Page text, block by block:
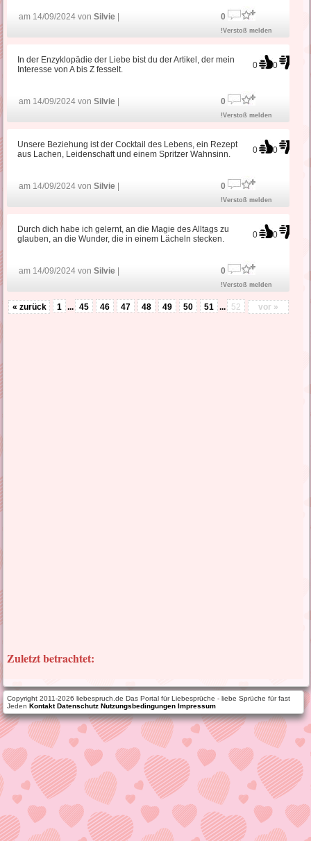
am 14/09/2024 vonSilvie 0
!Verstoß melden
0 0
In der Enzyklopädie der Liebe bist du der Artikel, der mein
Interesse von A bis Z fesselt.
am 14/09/2024 vonSilvie 0
!Verstoß melden
0 0
Unsere Beziehung ist der Cocktail des Lebens, ein Rezept
aus Lachen, Leidenschaft und einem Spritzer Wahnsinn.
am 14/09/2024 vonSilvie 0
!Verstoß melden
0 0
Durch dich habe ich gelernt, an die Magie des Alltags zu
glauben, an die Wunder, die in einem Lächeln stecken.
am 14/09/2024 vonSilvie 0
!Verstoß melden
« zurück 1 ... 45 46 47 48 49 50 51 ... 52 vor »
Zuletzt betrachtet:
Copyright 2011-2026 liebespruch.de Das Portal für Liebesprüche - liebe Sprüche für fast
JedenKontakt Datenschutz Nutzungsbedingungen Impressum